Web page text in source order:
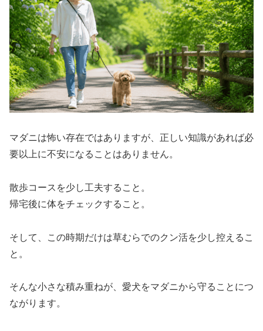
マダニは怖い存在ではありますが、正しい知識があれば必
要以上に不安になることはありません。
散歩コースを少し工夫すること。
帰宅後に体をチェックすること。
そして、この時期だけは草むらでのクン活を少し控えるこ
と。
そんな小さな積み重ねが、愛犬をマダニから守ることにつ
ながります。